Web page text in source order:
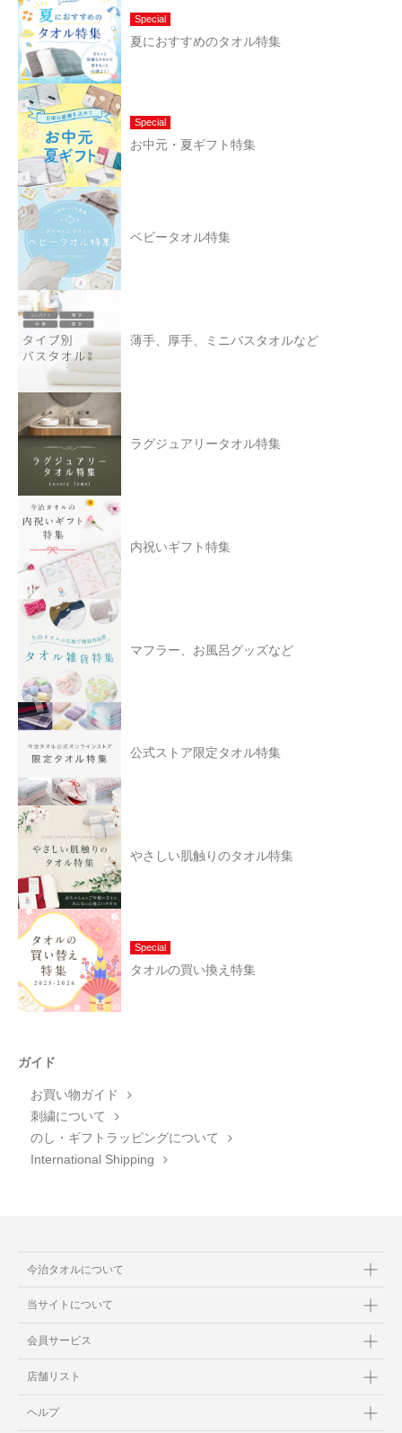
Special
夏におすすめのタオル特集
Special
お中元・夏ギフト特集
ベビータオル特集
薄手、厚手、ミニバスタオルなど
ラグジュアリータオル特集
内祝いギフト特集
マフラー、お風呂グッズなど
公式ストア限定タオル特集
やさしい肌触りのタオル特集
Special
タオルの買い換え特集
ガイド
お買い物ガイド
刺繍について
のし・ギフトラッピングについて
International Shipping
今治タオルについて
当サイトについて
会員サービス
店舗リスト
ヘルプ